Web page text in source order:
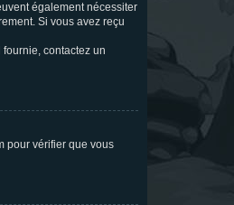
également nécessiter
Si vous avez reçu
contactez un
pour vérifier que vous